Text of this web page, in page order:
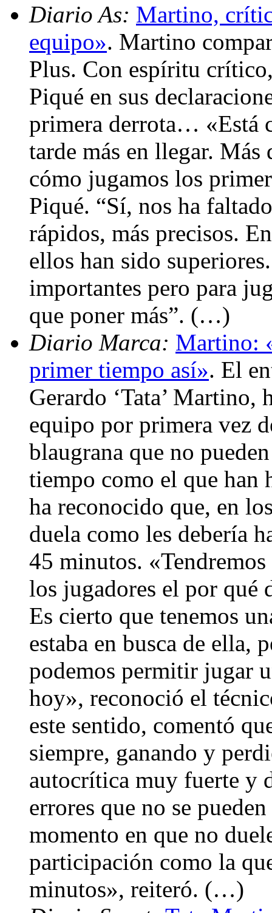
Diario As: Martino,
equipo». Martino
Plus. Con espíritu
Piqué en sus
primera derrota… «Está
tarde más en llegar.
cómo jugamos los
Piqué. “Sí, nos ha
rápidos, más precisos.
ellos han sido
importantes pero para
que poner más”. (…)
Diario Marca: Martino:
primer tiempo así». El
Gerardo ‘Tata’ Martino,
equipo por primera vez
blaugrana que no
tiempo como el que han
ha reconocido que, en
duela como les debería
45 minutos.
los jugadores el por qué
Es cierto que tenemos
estaba en busca de ella,
podemos permitir jugar
hoy», reconoció el
este sentido, comentó
siempre, ganando y
autocrítica muy fuerte y
errores que no se
momento en que no
participación como la
minutos», reiteró. (…)